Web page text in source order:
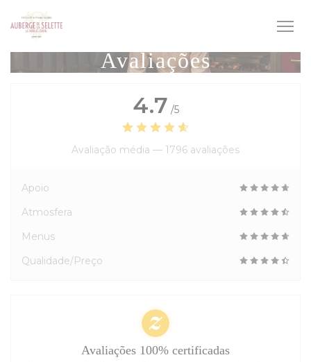
Painel de Gerenciamento de Cookies
Avaliações
4.7 /5
Avaliação média — 1796 avaliações
Apoio
Atmosfera
Menus
Qualidade/Preço
Avaliações 100% certificadas